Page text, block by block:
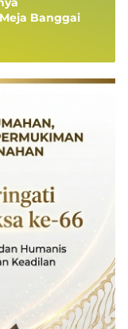
Banggai